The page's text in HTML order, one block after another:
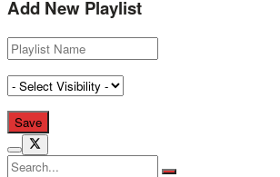
Add New Playlist